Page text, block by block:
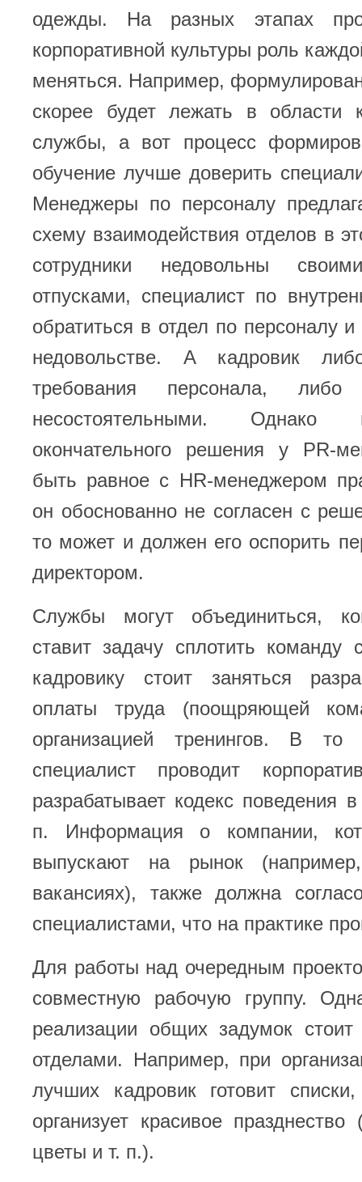
одежды. На разных этапах
корпоративной культуры роль
меняться. Например,
скорее будет лежать в области
службы, а вот процесс
обучение лучше доверить
Менеджеры по персоналу
схему взаимодействия отделов в
сотрудники недовольны
отпусками, специалист по
обратиться в отдел по персоналу и
недовольстве. А кадровик
требования персонала,
несостоятельными. Однако
окончательного решения у PR-
быть равное с HR-менеджером
он обоснованно не согласен с
то может и должен его оспорить
директором.
Службы могут объединиться,
ставит задачу сплотить команду
кадровику стоит заняться
оплаты труда (поощряющей
организацией тренингов. В
специалист проводит
разрабатывает кодекс поведения
п. Информация о компании,
выпускают на рынок
вакансиях), также должна
специалистами, что на практике
Для работы над очередным
совместную рабочую группу.
реализации общих задумок
отделами. Например, при
лучших кадровик готовит
организует красивое празднество
цветы и т. п.).